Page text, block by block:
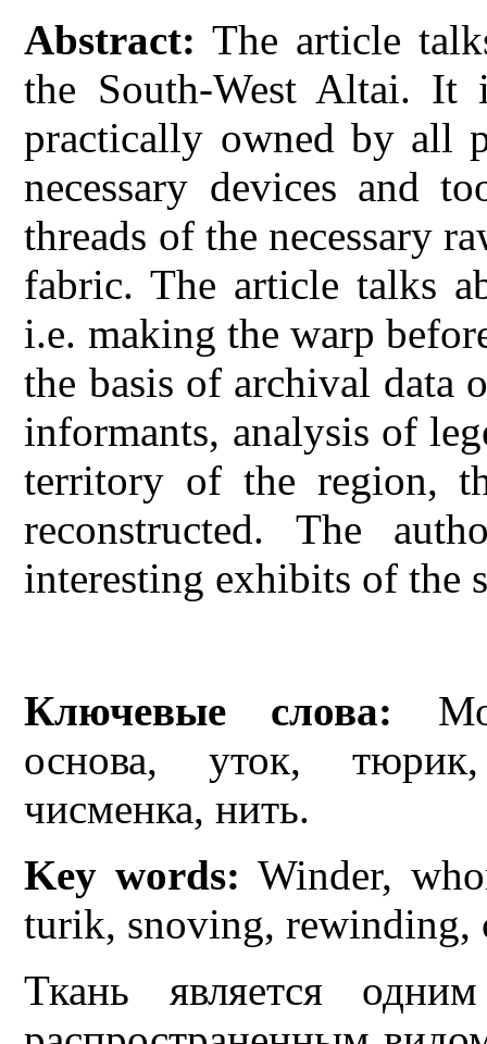
Abstract: The article
the South-West Altai. It
practically owned by all
necessary devices and
threads of the necessary
fabric. The article talks
i.e. making the warp
the basis of archival data
informants, analysis of
territory of the region,
reconstructed. The
interesting exhibits of the
Ключевые слова:
основа, уток, тюрик,
чисменка, нить.
Key words: Winder,
turik, snoving, rewinding,
Ткань является